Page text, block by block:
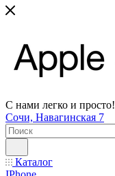
С нами легко и просто!
Сочи, Навагинская 7
Каталог